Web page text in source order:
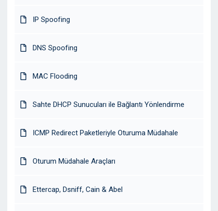
IP Spoofing
DNS Spoofing
MAC Flooding
Sahte DHCP Sunucuları ile Bağlantı Yönlendirme
ICMP Redirect Paketleriyle Oturuma Müdahale
Oturum Müdahale Araçları
Ettercap, Dsniff, Cain & Abel